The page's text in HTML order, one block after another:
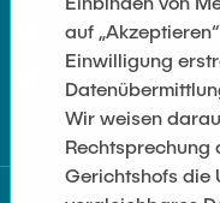
Merchandise-
Cookie-
auf
Einwilligung
Wir weisen
Rechtsprechung
Gerichtshofs die